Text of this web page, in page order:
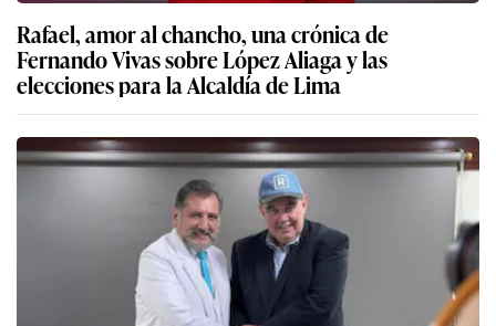
Rafael, amor al chancho, una crónica de
Fernando Vivas sobre López Aliaga y las
elecciones para la Alcaldía de Lima